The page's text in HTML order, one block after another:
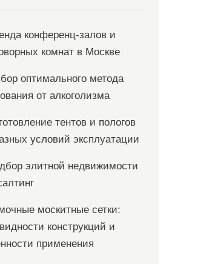
конференц-залов и
комнат в Москве
оптимального метода
от алкоголизма
тентов и пологов
условий эксплуатации
элитной недвижимости
москитные сетки:
конструкций и
применения